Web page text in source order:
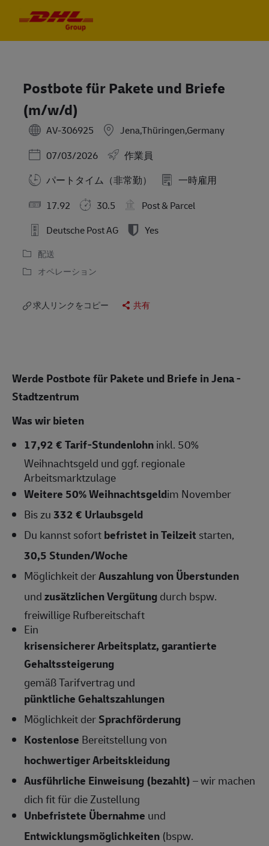
Postbote für Pakete und Briefe
(m/w/d)
AV-306925
Jena,Thüringen,Germany
Posted Date
07/03/2026
作業員
パートタイム（非常勤）
一時雇用
17.92
30.5
Post & Parcel
Deutsche Post AG
Yes
配送
オペレーション
求人リンクをコピー 共有
Werde Postbote für Pakete und Briefe in Jena -
Stadtzentrum
Was wir bieten
17,92 € Tarif-Stundenlohninkl. 50%
Weihnachtsgeld und ggf. regionale
Arbeitsmarktzulage
Weitere 50% Weihnachtsgeldim November
Bis zu332 € Urlaubsgeld
Du kannst sofortbefristet in Teilzeit starten,
30,5Stunden/Woche
Möglichkeit derAuszahlung von Überstunden
undzusätzlichen Vergütungdurch bspw.
freiwillige Rufbereitschaft
Ein
krisensicherer Arbeitsplatz, garantierte
Gehaltssteigerung
gemäß Tarifvertrag und
pünktliche Gehaltszahlungen
Möglichkeit derSprachförderung
Kostenlose Bereitstellung von
hochwertiger Arbeitskleidung
Ausführliche Einweisung (bezahlt)– wir machen
dich fit für die Zustellung
Unbefristete Übernahme und
Entwicklungsmöglichkeiten (bspw.